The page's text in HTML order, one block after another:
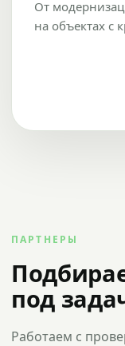
От
на объектах с
ПАРТНЕРЫ
под
Работаем с